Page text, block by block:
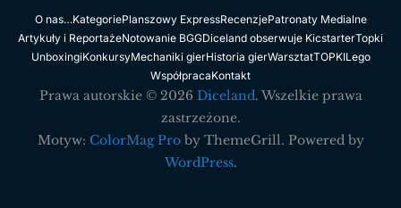
O nas…KategoriePlanszowy ExpressRecenzjePatronaty Medialne
Artykuły i ReportażeNotowanie BGGDiceland obserwuje KicstarterTopki
UnboxingiKonkursyMechaniki gierHistoria gierWarsztatTOPKILego
WspółpracaKontakt
Prawa autorskie © 2026 Diceland. Wszelkie prawa
zastrzeżone.
Motyw: ColorMag Proby ThemeGrill. Powered by
WordPress.